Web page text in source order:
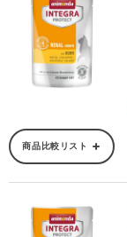
商品比較リスト